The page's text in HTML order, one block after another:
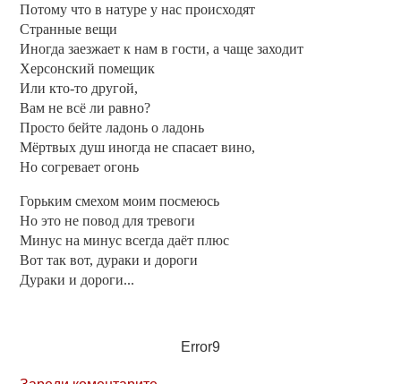
Потому что в натуре у нас происходят
Странные вещи
Иногда заезжает к нам в гости, а чаще заходит
Херсонский помещик
Или кто-то другой,
Вам не всё ли равно?
Просто бейте ладонь о ладонь
Мёртвых душ иногда не спасает вино,
Но согревает огонь
Горьким смехом моим посмеюсь
Но это не повод для тревоги
Минус на минус всегда даёт плюс
Вот так вот, дураки и дороги
Дураки и дороги...
Error9